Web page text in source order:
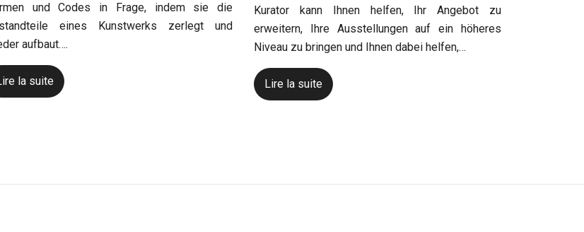
und Codes in Frage, indem sie die
eines Kunstwerks zerlegt und
aufbaut….
la suite
Kurator kann Ihnen helfen, Ihr Angebot zu
erweitern, Ihre Ausstellungen auf ein höheres
Niveau zu bringen und Ihnen dabei helfen,…
Lire la suite